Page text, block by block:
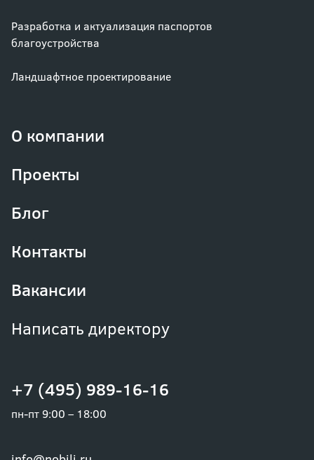
+7 (495) 989-16-16
пн-пт 9:00 – 18:00
Разработка и актуализация паспортов
благоустройства
Ландшафтное проектирование
О компании
Проекты
Блог
Контакты
Вакансии
Написать директору